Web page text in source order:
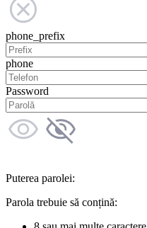
phone_prefix
phone
Password
Puterea parolei:
Parola trebuie să conțină: